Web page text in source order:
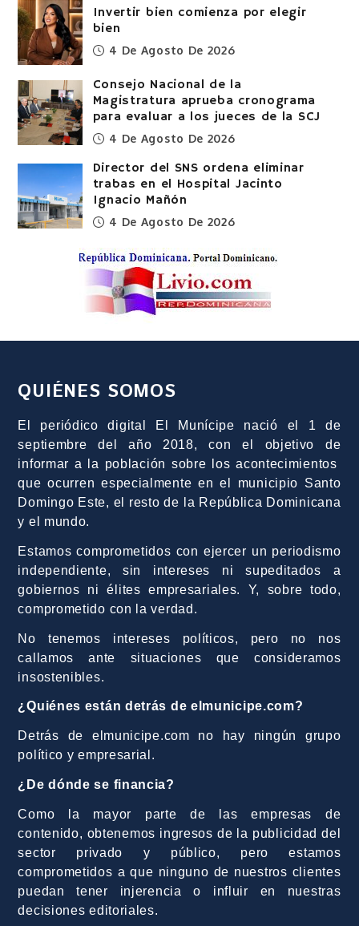
Invertir bien comienza por elegir
bien
4 De Agosto De 2026
Consejo Nacional de la
Magistratura aprueba cronograma
para evaluar a los jueces de la SCJ
4 De Agosto De 2026
Director del SNS ordena eliminar
trabas en el Hospital Jacinto
Ignacio Mañón
4 De Agosto De 2026
QUIÉNES SOMOS
El periódico digital El Munícipe nació el 1 de
septiembre del año 2018, con el objetivo de
informar a la población sobre los acontecimientos
que ocurren especialmente en el municipio Santo
Domingo Este, el resto de la República Dominicana
y el mundo.
Estamos comprometidos con ejercer un periodismo
independiente, sin intereses ni supeditados a
gobiernos ni élites empresariales. Y, sobre todo,
comprometido con la verdad.
No tenemos intereses políticos, pero no nos
callamos ante situaciones que consideramos
insostenibles.
¿Quiénes están detrás de elmunicipe.com?
Detrás de elmunicipe.com no hay ningún grupo
político y empresarial.
¿De dónde se financia?
Como la mayor parte de las empresas de
contenido, obtenemos ingresos de la publicidad del
sector privado y público, pero estamos
comprometidos a que ninguno de nuestros clientes
puedan tener injerencia o influir en nuestras
decisiones editoriales.